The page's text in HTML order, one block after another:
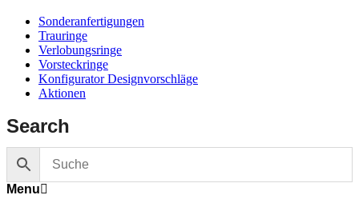
Sonderanfertigungen
Trauringe
Verlobungsringe
Vorsteckringe
Konfigurator Designvorschläge
Aktionen
Search
Menu